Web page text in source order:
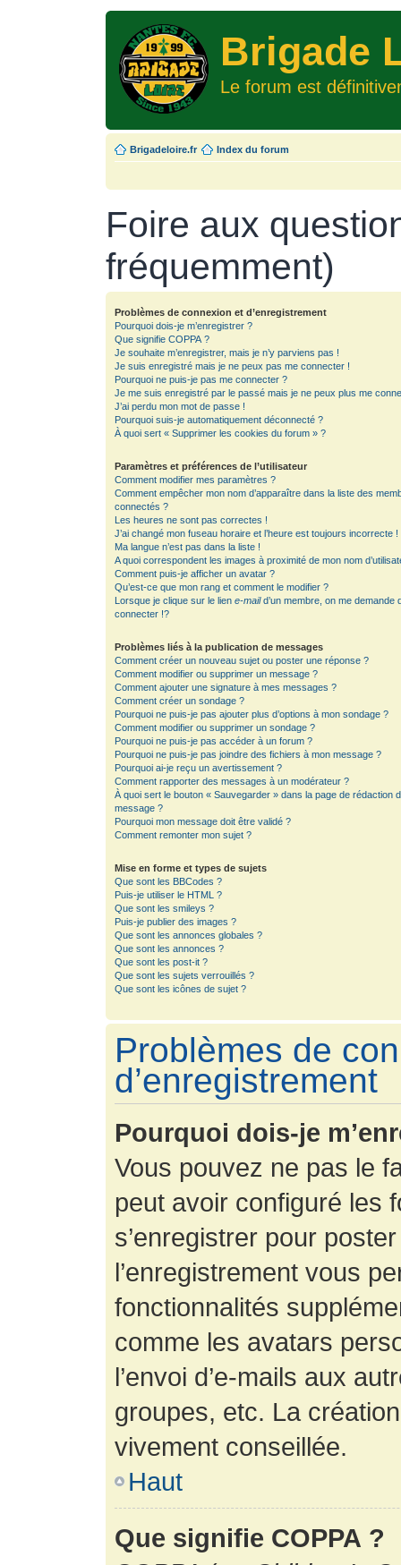
Brigade
Le forum est
Brigadeloire.fr Index du forum
Foire aux
fréquemment)
Problèmes de connexion et d’enregistrement
Pourquoi dois-je m’enregistrer ?
Que signifie COPPA ?
Je souhaite m’enregistrer, mais je n’y parviens pas !
Je suis enregistré mais je ne peux pas me connecter !
Pourquoi ne puis-je pas me connecter ?
Je me suis enregistré par le passé mais je ne peux plus me
J’ai perdu mon mot de passe !
Pourquoi suis-je automatiquement déconnecté ?
À quoi sert « Supprimer les cookies du forum » ?
Paramètres et préférences de l’utilisateur
Comment modifier mes paramètres ?
Comment empêcher mon nom d’apparaître dans la liste des
connectés ?
Les heures ne sont pas correctes !
J’ai changé mon fuseau horaire et l’heure est toujours incorrecte !
Ma langue n’est pas dans la liste !
A quoi correspondent les images à proximité de mon nom
Comment puis-je afficher un avatar ?
Qu’est-ce que mon rang et comment le modifier ?
Lorsque je clique sur le lien e-maild’un membre, on me demande
connecter !?
Problèmes liés à la publication de messages
Comment créer un nouveau sujet ou poster une réponse ?
Comment modifier ou supprimer un message ?
Comment ajouter une signature à mes messages ?
Comment créer un sondage ?
Pourquoi ne puis-je pas ajouter plus d’options à mon sondage ?
Comment modifier ou supprimer un sondage ?
Pourquoi ne puis-je pas accéder à un forum ?
Pourquoi ne puis-je pas joindre des fichiers à mon message ?
Pourquoi ai-je reçu un avertissement ?
Comment rapporter des messages à un modérateur ?
À quoi sert le bouton « Sauvegarder » dans la page de rédaction
message ?
Pourquoi mon message doit être validé ?
Comment remonter mon sujet ?
Mise en forme et types de sujets
Que sont les BBCodes ?
Puis-je utiliser le HTML ?
Que sont les smileys ?
Puis-je publier des images ?
Que sont les annonces globales ?
Que sont les annonces ?
Que sont les post-it ?
Que sont les sujets verrouillés ?
Que sont les icônes de sujet ?
Problèmes de
d’enregistrement
Pourquoi dois-je
Vous pouvez ne pas le
peut avoir configuré les
s’enregistrer pour
l’enregistrement vous
fonctionnalités
comme les avatars
l’envoi d’e-mails aux
groupes, etc. La
vivement conseillée.
Haut
Que signifie COPPA ?